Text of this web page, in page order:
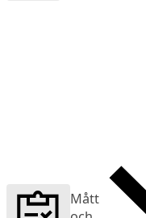
Mått